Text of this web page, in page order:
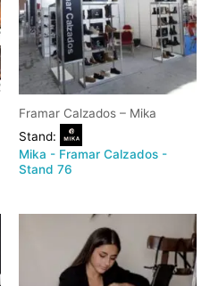
Framar Calzados – Mika
Stand:
Mika - Framar Calzados -
Stand 76